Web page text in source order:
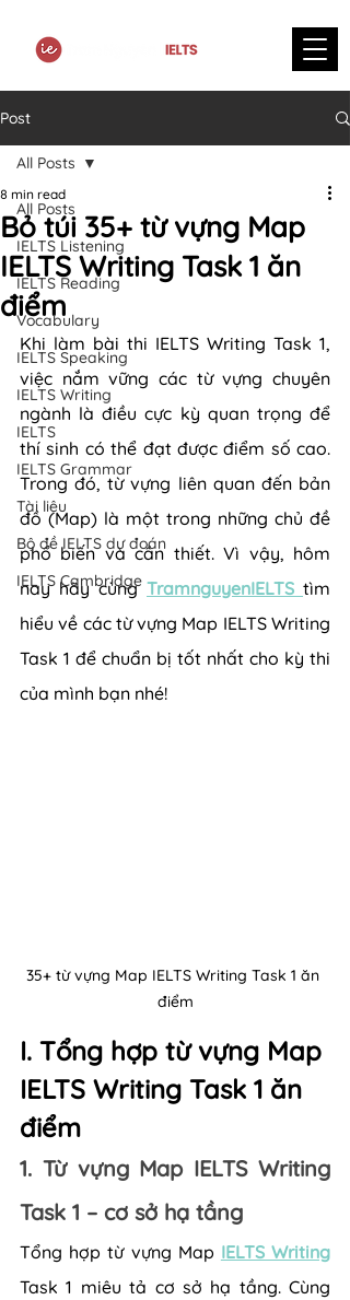
Post
All Posts
IELTS Listening
IELTS Reading
Vocabulary
IELTS Speaking
IELTS Writing
IELTS
IELTS Grammar
Tài liệu
Bộ đề IELTS dự đoán
IELTS Cambridge
All Posts
Bỏ túi 35+ từ vựng Map
IELTS Writing Task 1 ăn
điểm
8 min read
Khi làm bài thi IELTS Writing Task 1,
việc nắm vững các từ vựng chuyên
ngành là điều cực kỳ quan trọng để
thí sinh có thể đạt được điểm số cao.
Trong đó, từ vựng liên quan đến bản
đồ (Map) là một trong những chủ đề
phổ biến và cần thiết. Vì vậy, hôm
nay hãy cùng TramnguyenIELTS tìm
hiểu về các từ vựng Map IELTS Writing
Task 1 để chuẩn bị tốt nhất cho kỳ thi
của mình bạn nhé!
35+ từ vựng Map IELTS Writing Task 1 ăn
điểm
I. Tổng hợp từ vựng Map
IELTS Writing Task 1 ăn
điểm
1. Từ vựng Map IELTS Writing
Task 1 – cơ sở hạ tầng
Tổng hợp từ vựng Map IELTS Writing
Task 1 miêu tả cơ sở hạ tầng. Cùng